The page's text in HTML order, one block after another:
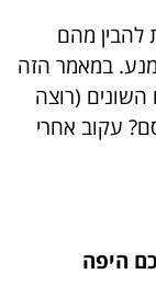
להבין מהם
במאמר הזה
(רוצה
עקוב אחרי